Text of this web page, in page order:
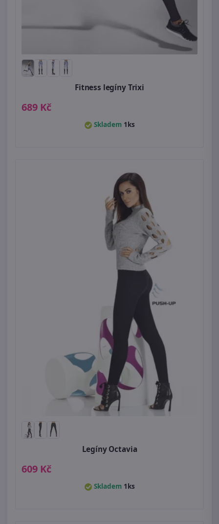
Fitness legíny Trixi
689 Kč
Skladem 1ks
Legíny Octavia
609 Kč
Skladem 1ks